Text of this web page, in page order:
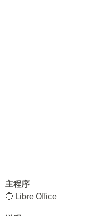
主程序
🔵 Libre Office